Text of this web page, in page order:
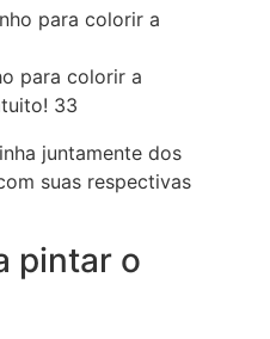
para colorir a
33
juntamente dos
suas respectivas
pintar o